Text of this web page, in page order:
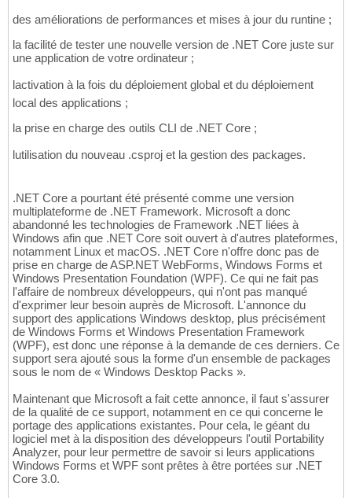
des améliorations de performances et mises à jour du runtine ;
la facilité de tester une nouvelle version de .NET Core juste sur
une application de votre ordinateur ;
lactivation à la fois du déploiement global et du déploiement
local des applications ;
la prise en charge des outils CLI de .NET Core ;
lutilisation du nouveau .csproj et la gestion des packages.
.NET Core a pourtant été présenté comme une version
multiplateforme de .NET Framework. Microsoft a donc
abandonné les technologies de Framework .NET liées à
Windows afin que .NET Core soit ouvert à d'autres plateformes,
notamment Linux et macOS. .NET Core n'offre donc pas de
prise en charge de ASP.NET WebForms, Windows Forms et
Windows Presentation Foundation (WPF). Ce qui ne fait pas
l'affaire de nombreux développeurs, qui n'ont pas manqué
d'exprimer leur besoin auprès de Microsoft. L'annonce du
support des applications Windows desktop, plus précisément
de Windows Forms et Windows Presentation Framework
(WPF), est donc une réponse à la demande de ces derniers. Ce
support sera ajouté sous la forme d'un ensemble de packages
sous le nom de « Windows Desktop Packs ».
Maintenant que Microsoft a fait cette annonce, il faut s'assurer
de la qualité de ce support, notamment en ce qui concerne le
portage des applications existantes. Pour cela, le géant du
logiciel met à la disposition des développeurs l'outil Portability
Analyzer, pour leur permettre de savoir si leurs applications
Windows Forms et WPF sont prêtes à être portées sur .NET
Core 3.0.